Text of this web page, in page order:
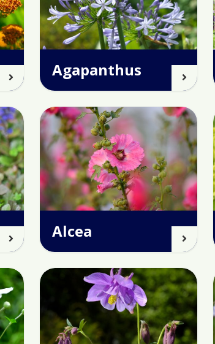
Agapanthus
Alcea